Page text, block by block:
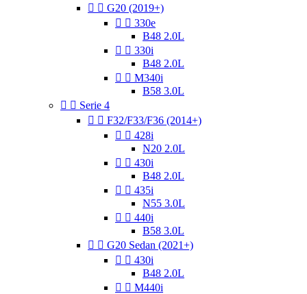
  G20 (2019+)
  330e
B48 2.0L
  330i
B48 2.0L
  M340i
B58 3.0L
  Serie 4
  F32/F33/F36 (2014+)
  428i
N20 2.0L
  430i
B48 2.0L
  435i
N55 3.0L
  440i
B58 3.0L
  G20 Sedan (2021+)
  430i
B48 2.0L
  M440i